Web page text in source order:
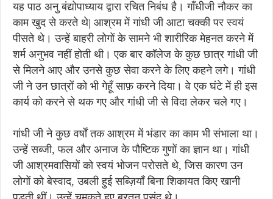
यह पाठ अनु बंद्योपाध्याय द्वारा रचित निबंध है। गाँधीजी नौकर का
काम खुद से करते थे| आश्रम में गांधी जी आटा चक्की पर स्वयं
पीसते थे। उन्हें बाहरी लोगों के सामने भी शारीरिक मेहनत करने में
शर्म अनुभव नहीं होती थी। एक बार कॉलेज के कुछ छात्र गांधी जी
से मिलने आए और उनसे कुछ सेवा करने के लिए कहने लगे। गांधी
जी ने उन छात्रों को भी गेहूँ साफ़ करने दिया। वे एक घंटे में ही इस
कार्य को करने से थक गए और गांधी जी से विदा लेकर चले गए।
गांधी जी ने कुछ वर्षों तक आश्रम में भंडार का काम भी संभाला था।
उन्हें सब्जी, फल और अनाज के पौष्टिक गुणों का ज्ञान था। गांधी
जी आश्रमवासियों को स्वयं भोजन परोसते थे, जिस कारण उन
लोगों को बेस्वाद, उबली हुई सब्ज़ियाँ बिना शिकायत किए खानी